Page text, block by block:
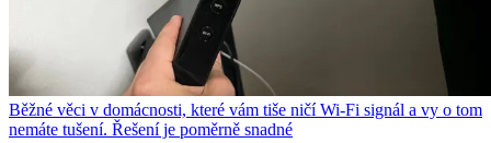
Běžné věci v domácnosti, které vám tiše ničí Wi-Fi signál a vy o tom
nemáte tušení. Řešení je poměrně snadné